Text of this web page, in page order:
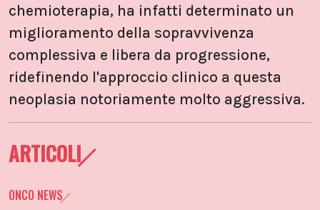
chemioterapia, ha infatti determinato un
miglioramento della sopravvivenza
complessiva e libera da progressione,
ridefinendo l'approccio clinico a questa
neoplasia notoriamente molto aggressiva.
ARTICOLI
ONCO NEWS